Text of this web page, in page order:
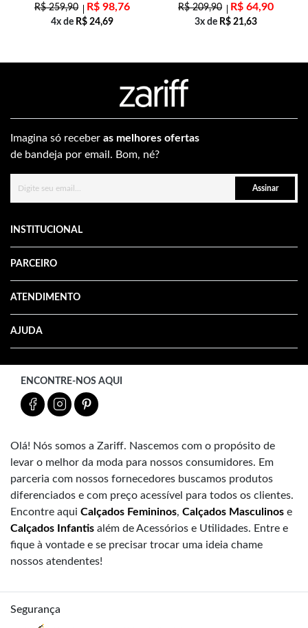
R$259,90 R$ 98,76
4x de R$ 24,69
R$209,90 R$ 64,90
3x de R$ 21,63
Imagina só receber as melhores ofertas
de bandeja por email. Bom, né?
Assinar
INSTITUCIONAL
PARCEIRO
ATENDIMENTO
AJUDA
ENCONTRE-NOS AQUI
Olá! Nós somos a Zariff. Nascemos com o propósito de
levar o melhor da moda para nossos consumidores. Em
parceria com nossos fornecedores buscamos produtos
diferenciados e com preço acessível para todos os clientes.
Encontre aqui Calçados Femininos, Calçados Masculinos e
Calçados Infantis além de Acessórios e Utilidades. Entre e
fique à vontade e se precisar trocar uma ideia chame
nossos atendentes!
Segurança